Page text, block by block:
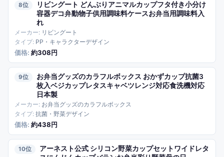
8
リビングート どんぶりアニマルカップフタ付き小分け
容器デコ弁動物子供用調味料ケースお弁当用調味料入
れ
リビングート
PP・キャラクターデザイン
約308円
9
お弁当グッズのカラフルボックス おかずカップ抗菌3
枚入ベジカップレタスキャベツレンジ対応食洗機対応
日本製
お弁当グッズのカラフルボックス
抗菌・野菜デザイン
約438円
10
アーネスト公式 シリコン野菜カップセットワイドレタ